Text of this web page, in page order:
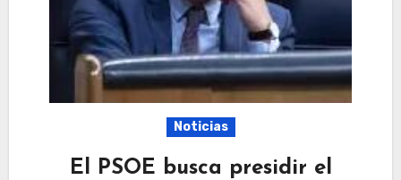
Noticias
El PSOE busca presidir el